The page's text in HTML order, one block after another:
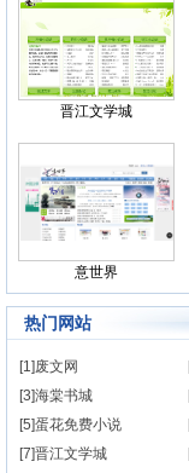
晋江文学城
意世界
热门网站
[1]废文网
[3]海棠书城
[5]蛋花免费小说
[7]晋江文学城